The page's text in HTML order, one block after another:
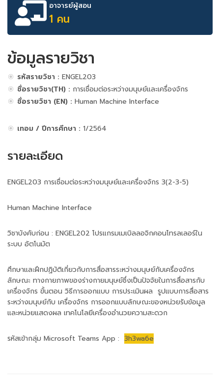
อาจารย์ผู้สอน
1 คน
ข้อมูลรายวิชา
รหัสรายวิชา : ENGEL203
ชื่อรายวิชา(TH) : การเชื่อมต่อระหว่างมนุษย์และเครื่องจักร
ชื่อรายวิชา (EN) : Human Machine Interface
เทอม / ปีการศึกษา : 1/2564
รายละเอียด
ENGEL203 การเชื่อมต่อระหว่างมนุษย์และเครื่องจักร 3(2-3-5)
Human Machine Interface
วิชาบังคับก่อน : ENGEL202 โปรแกรมเมเบิลลอจิกคอนโทรลเลอร์ใน
ระบบ อัตโนมัต
ศึกษาและฝึกปฏิบัติเกี่ยวกับการสื่อสารระหว่างมนุษย์กับเครื่องจักร
ลักษณะ ทางกายภาพของร่างกายมนุษย์ซึ่งเป็นปัจจัยในการสื่อสารกับ
เครื่องจักร ขั้นตอน วิธีการออกแบบ การประเมินผล รูปแบบการสื่อสาร
ระหว่างมนุษย์กับ เครื่องจักร การออกแบบลักษณะของหน่วยรับข้อมูล
และหน่วยแสดงผล เทคโนโลยีเครื่องอํานวยความสะดวก
รหัสเข้ากลุ่ม Microsoft Teams App : 3h3wa6e